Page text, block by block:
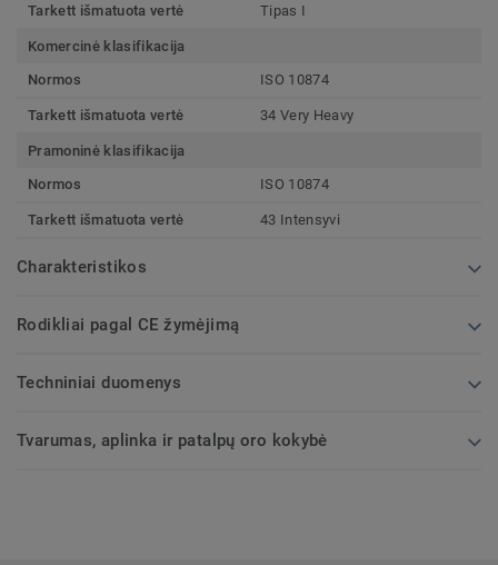
Tarkett išmatuota vertė Tipas I
Komercinė klasifikacija
Normos
ISO 10874
Tarkett išmatuota vertė 34 Very Heavy
Pramoninė klasifikacija
Normos
ISO 10874
Tarkett išmatuota vertė 43 Intensyvi
Charakteristikos
Rodikliai pagal CE žymėjimą
Techniniai duomenys
Tvarumas, aplinka ir patalpų oro kokybė